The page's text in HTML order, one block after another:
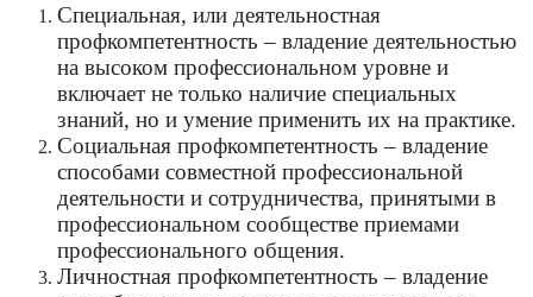
Специальная, или деятельностная
профкомпетентность – владение деятельностью
на высоком профессиональном уровне и
включает не только наличие специальных
знаний, но и умение применить их на практике.
Социальная профкомпетентность – владение
способами совместной профессиональной
деятельности и сотрудничества, принятыми в
профессиональном сообществе приемами
профессионального общения.
Личностная профкомпетентность – владение